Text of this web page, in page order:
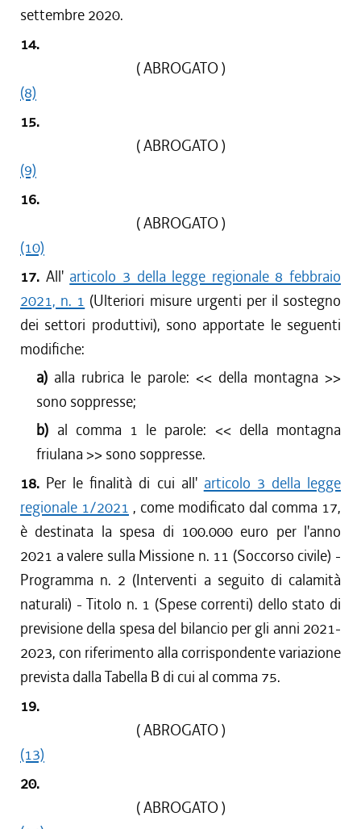
settembre 2020.
14.
( ABROGATO )
(8)
15.
( ABROGATO )
(9)
16.
( ABROGATO )
(10)
17. All' articolo 3 della legge regionale 8 febbraio
2021, n. 1 (Ulteriori misure urgenti per il sostegno
dei settori produttivi), sono apportate le seguenti
modifiche:
a) alla rubrica le parole: << della montagna >>
sono soppresse;
b) al comma 1 le parole: << della montagna
friulana >> sono soppresse.
18. Per le finalità di cui all' articolo 3 della legge
regionale 1/2021 , come modificato dal comma 17,
è destinata la spesa di 100.000 euro per l'anno
2021 a valere sulla Missione n. 11 (Soccorso civile) -
Programma n. 2 (Interventi a seguito di calamità
naturali) - Titolo n. 1 (Spese correnti) dello stato di
previsione della spesa del bilancio per gli anni 2021-
2023, con riferimento alla corrispondente variazione
prevista dalla Tabella B di cui al comma 75.
19.
( ABROGATO )
(13)
20.
( ABROGATO )